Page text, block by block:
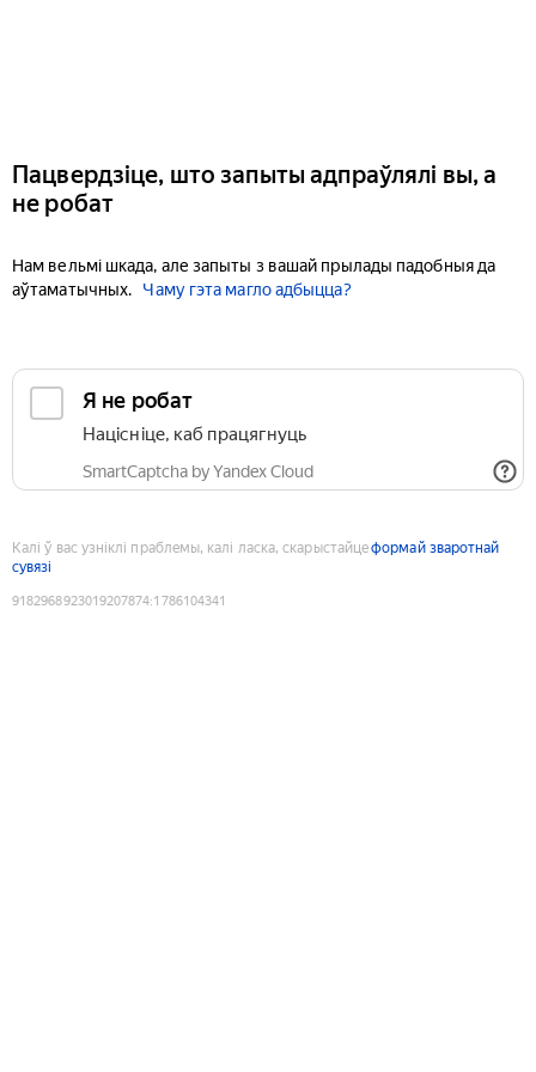
Пацвердзіце, што запыты адпраўлялі вы, а
не робат
Нам вельмі шкада, але запыты з вашай прылады падобныя да
аўтаматычных.
Чаму гэта магло адбыцца?
Я не робат
Націсніце, каб працягнуць
SmartCaptcha by Yandex Cloud
Калі ў вас узніклі праблемы, калі ласка, скарыстайцеформай зваротнай
сувязі
9182968923019207874:1786104341